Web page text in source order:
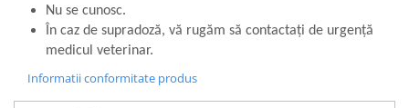
Nu se cunosc.
În caz de supradoză, vă rugăm să contactați de urgență
medicul veterinar.
Informatii conformitate produs